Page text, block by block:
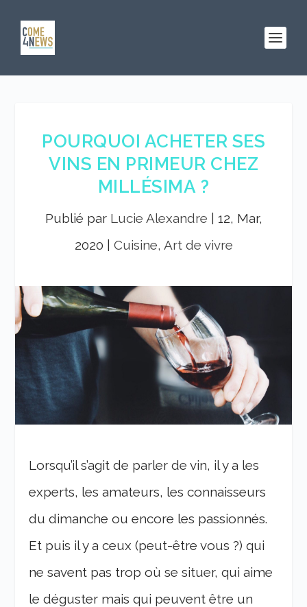
POURQUOI ACHETER SES
VINS EN PRIMEUR CHEZ
MILLÉSIMA ?
Publié par Lucie Alexandre
12, Mar,
2020
Cuisine, Art de vivre
Lorsqu’il s’agit de parler de vin, il y a les
experts, les amateurs, les connaisseurs
du dimanche ou encore les passionnés.
Et puis il y a ceux (peut-être vous ?) qui
ne savent pas trop où se situer, qui aime
le déguster mais qui peuvent être un